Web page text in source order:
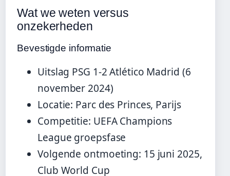
Wat we weten versus
onzekerheden
Bevestigde informatie
Uitslag PSG 1-2 Atlético Madrid (6
november 2024)
Locatie: Parc des Princes, Parijs
Competitie: UEFA Champions
League groepsfase
Volgende ontmoeting: 15 juni 2025,
Club World Cup